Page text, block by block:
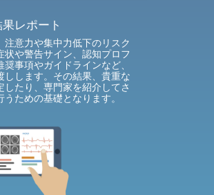
レポート
注意力や集中力低下のリスク
状や警告サイン、認知プロフ
事項やガイドラインなど、
しします。その結果、貴重な
たり、専門家を紹介してさ
ための基礎となります。